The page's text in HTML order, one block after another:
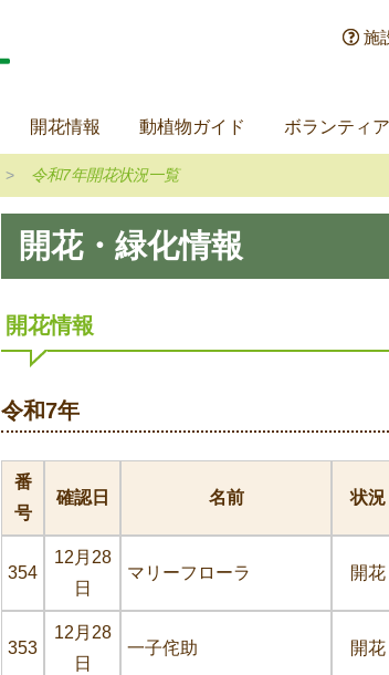
施
開花情報 動植物ガイド ボランティア
令和7年開花状況一覧
開花・緑化情報
開花情報
令和7年
番
号
確認日 名前 状況
354
12月28
日
マリーフローラ 開花
353
12月28
日
一子侘助 開花